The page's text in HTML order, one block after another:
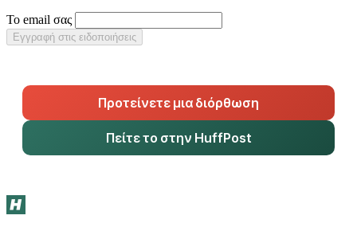
Το email σας
Εγγραφή στις ειδοποιήσεις
Προτείνετε μια διόρθωση
Πείτε το στην HuffPost